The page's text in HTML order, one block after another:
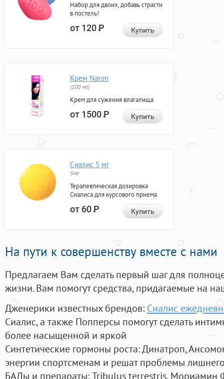
Набор для двоих, добавь страсти
в постель!
от 120Р Купить
Крем Naron
(100 мг)
Крем для сужения влагалища
от 1500Р Купить
Сиалис 5 мг
5мг
Терапевтическая дозировка
Сиалиса для курсового приема
от 60Р Купить
На пути к совершенству вместе с нами
Предлагаем Вам сделать первый шаг для
жизни. Вам помогут средства, придагаемые на
Дженерики известных брендов: Сиалис
Сиалис, а также Попперсы помогут сделать
более насыщенной и яркой
Синтетические гормоны роста: Динатроп,
энергии спортсменам и решат проблемы
БАДы и препараты:Tribulus terrestris, Мориамин